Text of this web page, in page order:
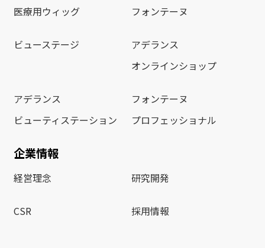
医療用ウィッグ フォンテーヌ
ビューステージ
アデランス
オンラインショップ
アデランス
ビューティステーション
フォンテーヌ
プロフェッショナル
企業情報
経営理念 研究開発
CSR 採用情報